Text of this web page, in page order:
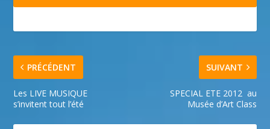
PRÉCÉDENT
Les LIVE MUSIQUE
s’invitent tout l’été
SUIVANT
SPECIAL ETE 2012  au
Musée d’Art Class